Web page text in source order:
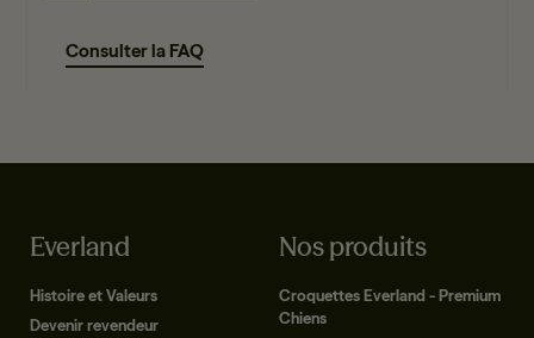
Consulter la FAQ
Everland
Histoire et Valeurs
Devenir revendeur
Nos produits
Croquettes Everland - Premium
Chiens